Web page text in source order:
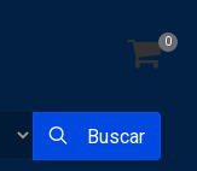
0
Buscar